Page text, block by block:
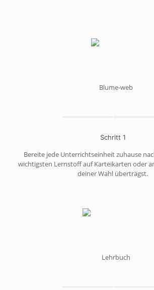
Schritt 1
Bereite jede Unterrichtseinheit zuhause
wichtigsten Lernstoff auf Karteikarten oder
deiner Wahl überträgst.